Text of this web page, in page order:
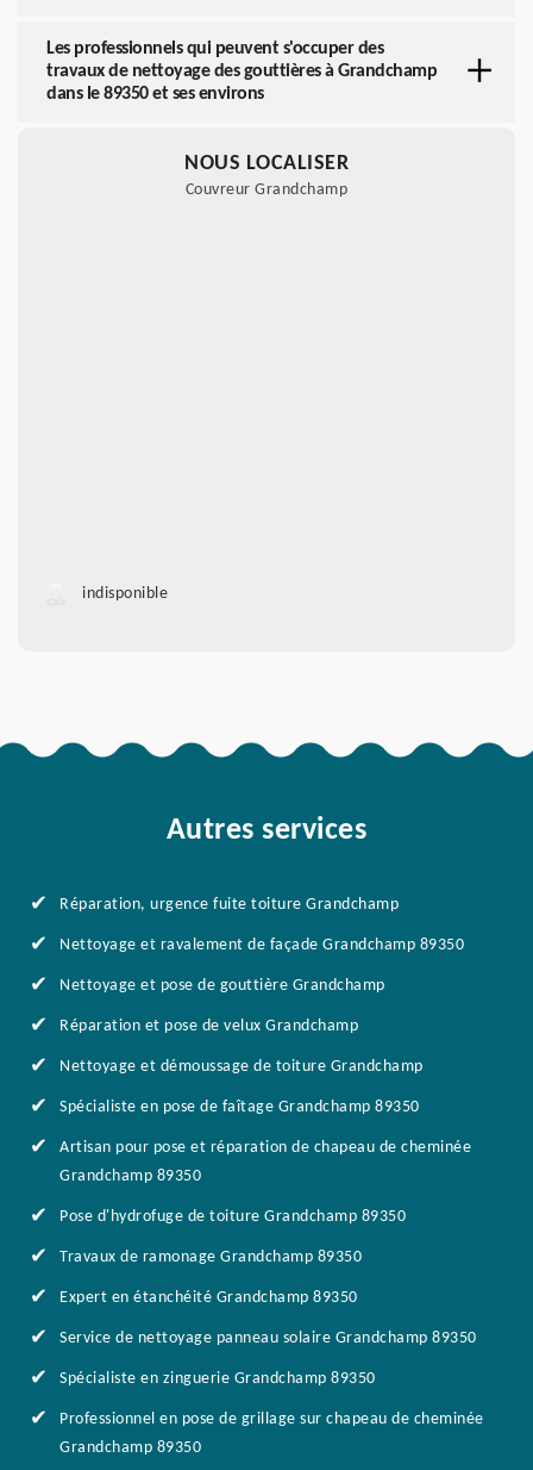
Les professionnels qui peuvent s'occuper des
travaux de nettoyage des gouttières à Grandchamp
dans le 89350 et ses environs
NOUS LOCALISER
Couvreur Grandchamp
indisponible
Autres services
Réparation, urgence fuite toiture Grandchamp
Nettoyage et ravalement de façade Grandchamp 89350
Nettoyage et pose de gouttière Grandchamp
Réparation et pose de velux Grandchamp
Nettoyage et démoussage de toiture Grandchamp
Spécialiste en pose de faîtage Grandchamp 89350
Artisan pour pose et réparation de chapeau de cheminée
Grandchamp 89350
Pose d'hydrofuge de toiture Grandchamp 89350
Travaux de ramonage Grandchamp 89350
Expert en étanchéité Grandchamp 89350
Service de nettoyage panneau solaire Grandchamp 89350
Spécialiste en zinguerie Grandchamp 89350
Professionnel en pose de grillage sur chapeau de cheminée
Grandchamp 89350